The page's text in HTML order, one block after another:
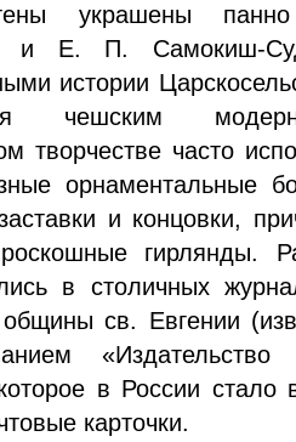
украшены
и Е. П. Самокиш-
истории
чешским
творчестве часто
орнаментальные
и концовки,
гирлянды.
в столичных
общины св. Евгении
«Издательство
в России стало
карточки.